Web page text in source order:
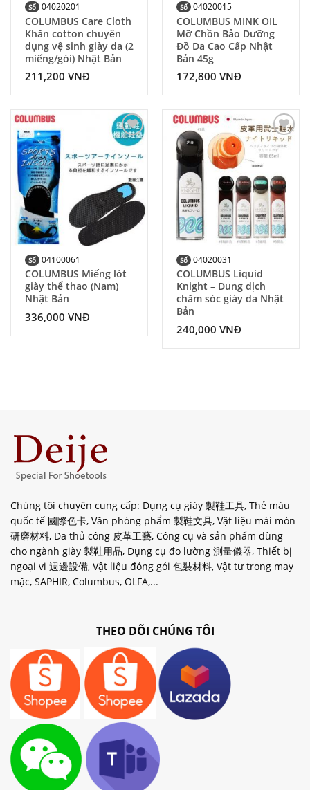
Số 04020201
COLUMBUS Care Cloth
Khăn cotton chuyên
dụng vệ sinh giày da (2
miếng/gói) Nhật Bản
211,200 VNĐ
Số 04020015
COLUMBUS MINK OIL
Mỡ Chồn Bảo Dưỡng
Đồ Da Cao Cấp Nhật
Bản 45g
172,800 VNĐ
Add to
Wishlist
Số 04100061
COLUMBUS Miếng lót
giày thể thao (Nam)
Nhật Bản
336,000 VNĐ
Add to
Wishlist
Số 04020031
COLUMBUS Liquid
Knight – Dung dịch
chăm sóc giày da Nhật
Bản
240,000 VNĐ
Chúng tôi chuyên cung cấp: Dụng cụ giày 製鞋工具, Thẻ màu
quốc tế 國際色卡, Văn phòng phẩm 製鞋文具, Vật liệu mài mòn
研磨材料, Da thủ công 皮革工藝, Công cụ và sản phẩm dùng
cho ngành giày 製鞋用品, Dụng cụ đo lường 測量儀器, Thiết bị
ngoại vi 週邊設備, Vật liệu đóng gói 包裝材料, Vật tư trong may
mặc, SAPHIR, Columbus, OLFA,...
THEO DÕI CHÚNG TÔI